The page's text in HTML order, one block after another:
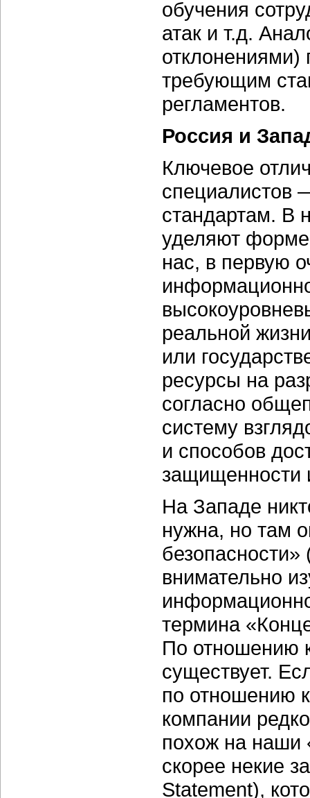
обучения
атак и т.д.
требующим
регламентов.
Россия и
Ключевое
специалистов
стандартам. В
уделяют
нас, в первую
реальной
или
ресурсы на
согласно
систему
и способов
защищенности
На Западе
нужна, но там
внимательно
термина
По отношению
существует.
по отношению
компании
похож на наши
скорее некие
Statement),